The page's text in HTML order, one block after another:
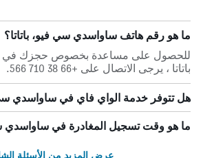
ما هو رقم هاتف ساواسدي سي فيو، باتاتا؟
للحصول على مساعدة بخصوص حجزك في
باتاتا ، يرجى الاتصال على +66 38 710 566.
هل تتوفر خدمة الواي فاي في ساواسدي سي
ما هو وقت تسجيل المغادرة في ساواسدي
عرض المزيد من الأسئلة